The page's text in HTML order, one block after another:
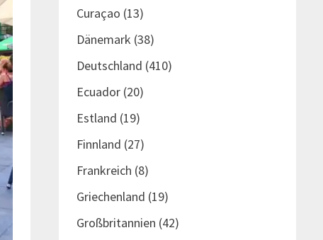
Curaçao (13)
Dänemark (38)
Deutschland (410)
Ecuador(20)
Estland (19)
Finnland (27)
Frankreich (8)
Griechenland (19)
Großbritannien (42)